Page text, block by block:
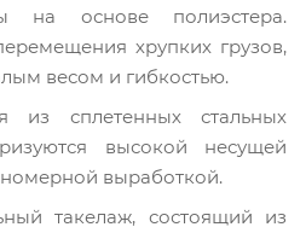
на основе полиэстера.
хрупких грузов,
весом и гибкостью.
из сплетенных стальных
высокой несущей
выработкой.
такелаж, состоящий из